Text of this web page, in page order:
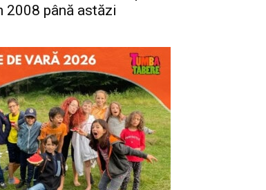
2008 până astăzi